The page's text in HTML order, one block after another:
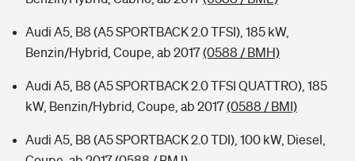
Audi A5, B8 (A5 SPORTBACK 2.0 TFSI), 185 kW,
Benzin/Hybrid, Coupe, ab 2017(0588 / BMH)
Audi A5, B8 (A5 SPORTBACK 2.0 TFSI QUATTRO), 185
kW, Benzin/Hybrid, Coupe, ab 2017(0588 / BMI)
Audi A5, B8 (A5 SPORTBACK 2.0 TDI), 100 kW, Diesel,